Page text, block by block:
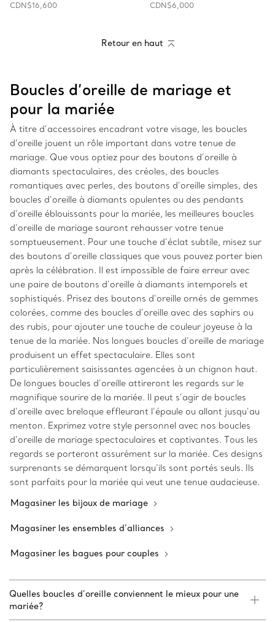
CDN$16,600
CDN$6,000
Retour en haut
Boucles d’oreille de mariage et
pour la mariée
À titre d’accessoires encadrant votre visage, les boucles
d’oreille jouent un rôle important dans votre tenue de
mariage. Que vous optiez pour des boutons d’oreille à
diamants spectaculaires, des créoles, des boucles
romantiques avec perles, des boutons d’oreille simples, des
boucles d’oreille à diamants opulentes ou des pendants
d’oreille éblouissants pour la mariée, les meilleures boucles
d’oreille de mariage sauront rehausser votre tenue
somptueusement. Pour une touche d’éclat subtile, misez sur
des boutons d’oreille classiques que vous pouvez porter bien
après la célébration. Il est impossible de faire erreur avec
une paire de boutons d’oreille à diamants intemporels et
sophistiqués. Prisez des boutons d’oreille ornés de gemmes
colorées, comme des boucles d’oreille avec des saphirs ou
des rubis, pour ajouter une touche de couleur joyeuse à la
tenue de la mariée. Nos longues boucles d’oreille de mariage
produisent un effet spectaculaire. Elles sont
particulièrement saisissantes agencées à un chignon haut.
De longues boucles d’oreille attireront les regards sur le
magnifique sourire de la mariée. Il peut s’agir de boucles
d’oreille avec breloque effleurant l’épaule ou allant jusqu’au
menton. Exprimez votre style personnel avec nos boucles
d’oreille de mariage spectaculaires et captivantes. Tous les
regards se porteront assurément sur la mariée. Ces designs
surprenants se démarquent lorsqu’ils sont portés seuls. Ils
sont parfaits pour la mariée qui veut une tenue audacieuse.
Magasiner les bijoux de mariage
Magasiner les ensembles d’alliances
Magasiner les bagues pour couples
Quelles boucles d’oreille conviennent le mieux pour une
mariée?